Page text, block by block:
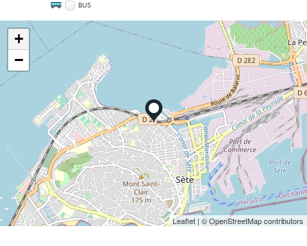
BUS
+
−
Leaflet | © OpenStreetMap contributors